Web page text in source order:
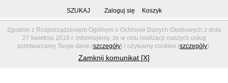
Zgodnie z Rozporządzeniem Ogólnym o Ochronie Danych Osobowych z dnia
27 kwietnia 2016 r. informujemy, że w celu realizacji naszych usług
przetwarzamy Twoje dane (szczegóły) i używamy cookies (szczegóły).
Zamknij komunikat [X]
SZUKAJ Zaloguj się Koszyk